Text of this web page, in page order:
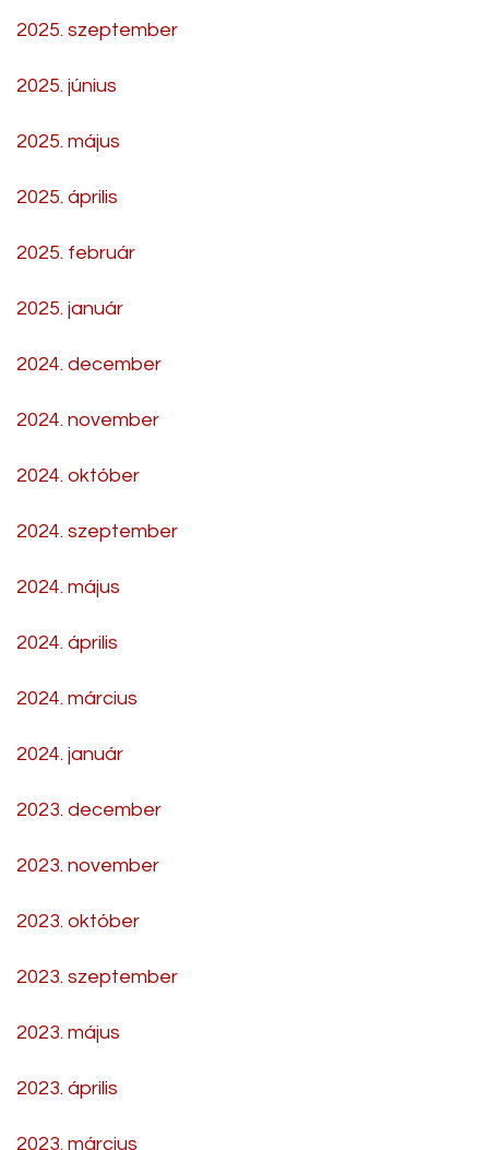
2025. szeptember
2025. június
2025. május
2025. április
2025. február
2025. január
2024. december
2024. november
2024. október
2024. szeptember
2024. május
2024. április
2024. március
2024. január
2023. december
2023. november
2023. október
2023. szeptember
2023. május
2023. április
2023. március